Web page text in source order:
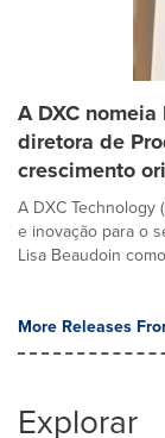
A DXC
diretora de
crescimento
A DXC Technology
e inovação para o
Lisa Beaudoin
More Releases
Explorar